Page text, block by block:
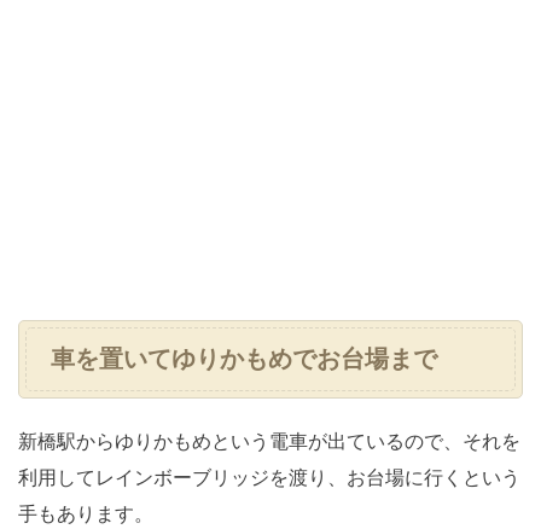
車を置いてゆりかもめでお台場まで
新橋駅からゆりかもめという電車が出ているので、それを
利用してレインボーブリッジを渡り、お台場に行くという
手もあります。